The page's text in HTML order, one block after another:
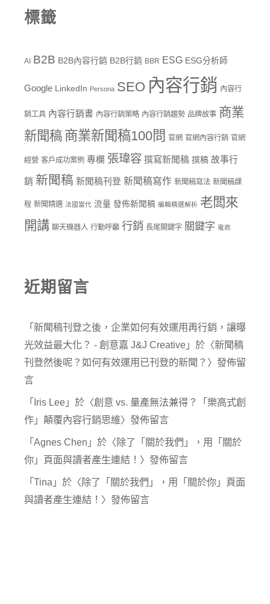
標籤
AI B2B B2B內容行銷 B2B行銷 BBR ESG ESG分析師
Google LinkedIn Persona SEO 內容行銷 內容行
銷工具 內容行銷書 內容行銷策略 內容行銷趨勢 品牌故事 商業
新聞稿 商業新聞稿100問 官網 官網內容行銷 官網
經營 客戶成功案例 專欄 張瑋容 撰寫新聞稿 撰稿 故事行
銷 新聞稿 新聞稿刊登 新聞稿寫作 新聞稿寫法 新聞稿課
程 新聞精選 法國當代 流量 發佈新聞稿 編輯精選解析 老闆來
開講 聊天機器人 行動呼籲 行銷 長尾關鍵字 關鍵字 電商
近期留言
「 新聞稿刊登之後，企業如何有效運用再行銷，讓曝
光效益最大化？ - 創意嘉 J&J Creative 」於〈新聞稿
刊登然後呢？如何有效運用已刊登的新聞？ 〉發佈留
言
「 Iris Lee 」於〈創意 vs. 量產無法兼得？「樂高式創
作」顛覆內容行銷思維〉發佈留言
「 Agnes Chen 」於〈除了「關於我們」，用「關於
你」頁面與讀者產生連結！ 〉發佈留言
「 Tina 」於〈除了「關於我們」，用「關於你」頁面
與讀者產生連結！ 〉發佈留言